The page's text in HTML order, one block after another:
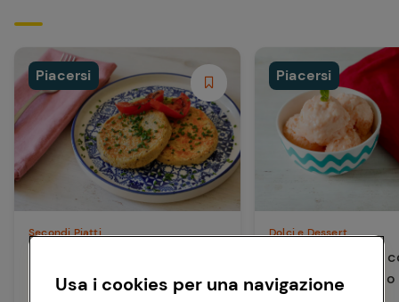
Piacersi
Secondi Piatti
di Avocado
Piacersi
Dolci e Dessert
Gelato al Melone
Greco ed Eritritolo
Usa i cookies per una navigazione